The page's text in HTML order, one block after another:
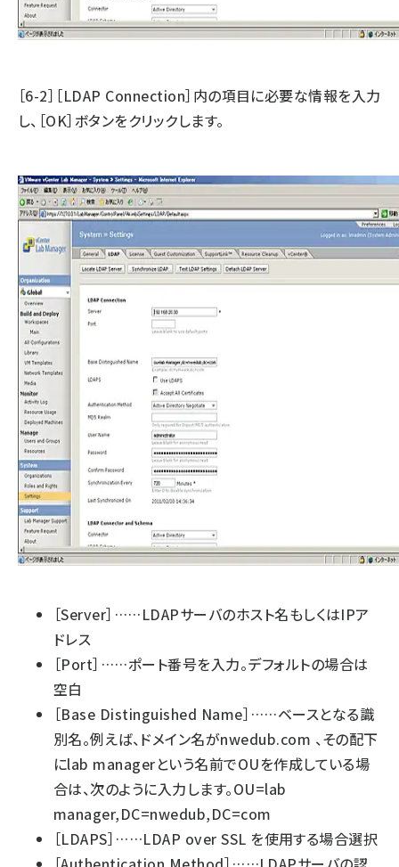
［6-2］［LDAP Connection］内の項目に必要な情報を入力
し、［OK］ボタンをクリックします。
［Server］……LDAPサーバのホスト名もしくはIPア
ドレス
［Port］……ポート番号を入力。デフォルトの場合は
空白
［Base Distinguished Name］……ベースとなる識
別名。例えば、ドメイン名がnwedub.com 、その配下
にlab managerという名前でOUを作成している場
合は、次のように入力します。OU=lab
manager,DC=nwedub,DC=com
［LDAPS］……LDAP over SSL を使用する場合選択